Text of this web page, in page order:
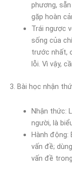
phương,
gặp hoàn
Trái ngược
sống của
trước nhất,
lỗi. Vì vậy,
3. Bài học nhận
Nhận thức:
người, là
Hành động:
vấn đề;
vấn đề